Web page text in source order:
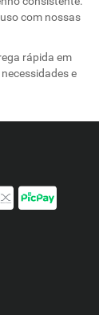
com nossas
rápida em
e